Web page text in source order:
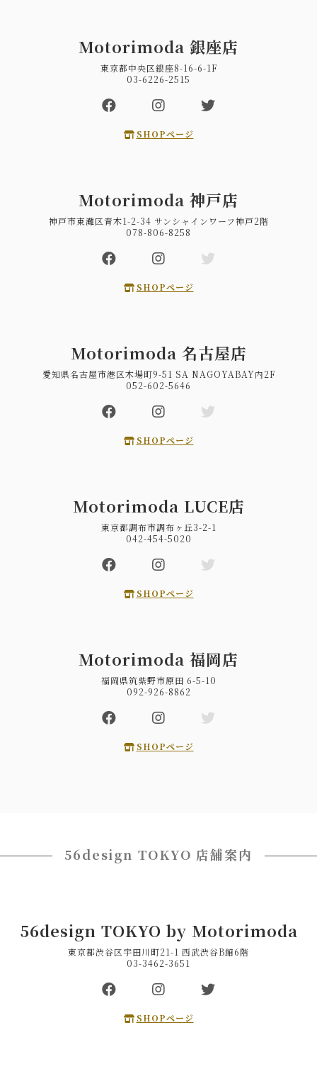
Motorimoda 銀座店
東京都中央区銀座8-16-6-1F
03-6226-2515
SHOPページ
Motorimoda 神戸店
神戸市東灘区青木1-2-34 サンシャインワーフ神戸2階
078-806-8258
SHOPページ
Motorimoda 名古屋店
愛知県名古屋市港区木場町9-51 SA NAGOYABAY内2F
052-602-5646
SHOPページ
Motorimoda LUCE店
東京都調布市調布ヶ丘3-2-1
042-454-5020
SHOPページ
Motorimoda 福岡店
福岡県筑紫野市原田 6-5-10
092-926-8862
SHOPページ
56design TOKYO 店舗案内
56design TOKYO by Motorimoda
東京都渋谷区宇田川町21-1 西武渋谷B館6階
03-3462-3651
SHOPページ